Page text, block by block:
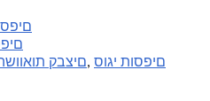
סוגי
בחירת פורק, סוגי תוספים